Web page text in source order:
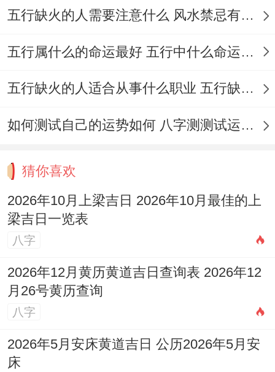
五行缺火的人需要注意什么 风水禁忌有哪些
五行属什么的命运最好 五行中什么命运势旺盛
五行缺火的人适合从事什么职业 五行缺火的人适合从事的职业有哪些
如何测试自己的运势如何 八字测测试运运程
猜你喜欢
2026年10月上梁吉日 2026年10月最佳的上
梁吉日一览表
八字
2026年12月黄历黄道吉日查询表 2026年12
月26号黄历查询
八字
2026年5月安床黄道吉日 公历2026年5月安
床